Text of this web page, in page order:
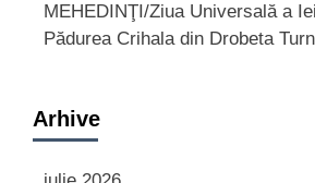
MEHEDINŢI/Ziua Universală a
Pădurea Crihala din Drobeta
Arhive